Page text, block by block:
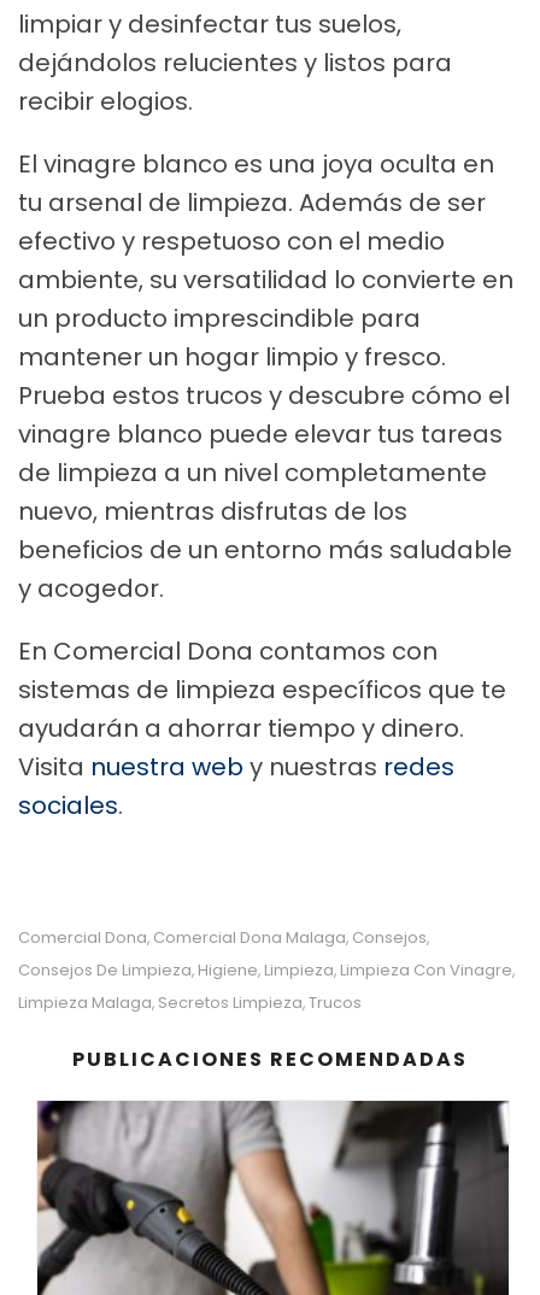
limpiar y desinfectar tus suelos,
dejándolos relucientes y listos para
recibir elogios.
El vinagre blanco es una joya oculta en
tu arsenal de limpieza. Además de ser
efectivo y respetuoso con el medio
ambiente, su versatilidad lo convierte en
un producto imprescindible para
mantener un hogar limpio y fresco.
Prueba estos trucos y descubre cómo el
vinagre blanco puede elevar tus tareas
de limpieza a un nivel completamente
nuevo, mientras disfrutas de los
beneficios de un entorno más saludable
y acogedor.
En Comercial Dona contamos con
sistemas de limpieza específicos que te
ayudarán a ahorrar tiempo y dinero.
Visita nuestra web y nuestras redes
sociales.
Comercial Dona, Comercial Dona Malaga, Consejos,
Consejos De Limpieza, Higiene, Limpieza, Limpieza Con Vinagre,
Limpieza Malaga, Secretos Limpieza,Trucos
PUBLICACIONES RECOMENDADAS